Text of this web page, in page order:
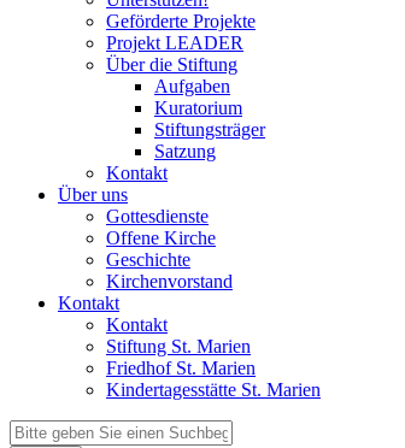
Geförderte Projekte
Projekt LEADER
Über die Stiftung
Aufgaben
Kuratorium
Stiftungsträger
Satzung
Kontakt
Über uns
Gottesdienste
Offene Kirche
Geschichte
Kirchenvorstand
Kontakt
Kontakt
Stiftung St. Marien
Friedhof St. Marien
Kindertagesstätte St. Marien